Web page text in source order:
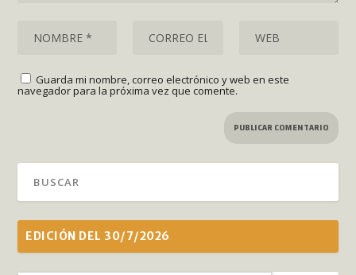
Guarda mi nombre, correo electrónico y web en este
navegador para la próxima vez que comente.
EDICIÓN DEL 30/7/2026